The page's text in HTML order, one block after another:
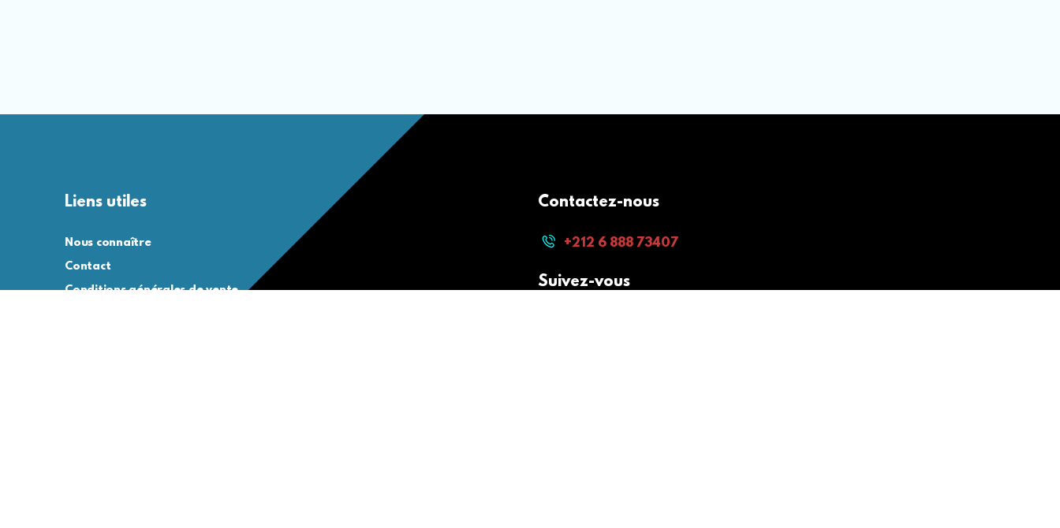
Liens utiles
Nous connaître
Contact
Conditions générales de vente
Contactez-nous
+212 6 888 73407
Suivez-vous